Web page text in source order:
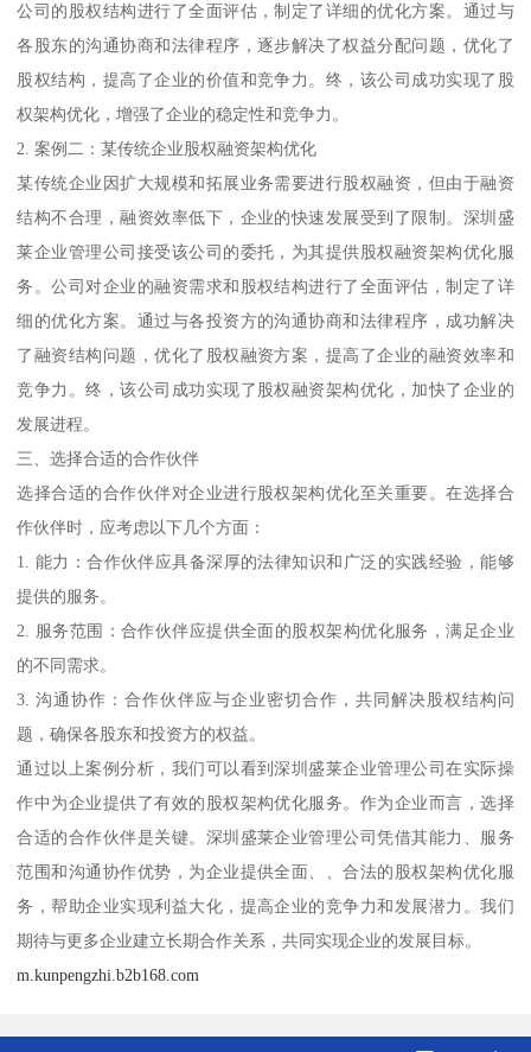
公司的股权结构进行了全面评估，制定了详细的优化方案。通过与
各股东的沟通协商和法律程序，逐步解决了权益分配问题，优化了
股权结构，提高了企业的价值和竞争力。终，该公司成功实现了股
权架构优化，增强了企业的稳定性和竞争力。
2. 案例二：某传统企业股权融资架构优化
某传统企业因扩大规模和拓展业务需要进行股权融资，但由于融资
结构不合理，融资效率低下，企业的快速发展受到了限制。深圳盛
莱企业管理公司接受该公司的委托，为其提供股权融资架构优化服
务。公司对企业的融资需求和股权结构进行了全面评估，制定了详
细的优化方案。通过与各投资方的沟通协商和法律程序，成功解决
了融资结构问题，优化了股权融资方案，提高了企业的融资效率和
竞争力。终，该公司成功实现了股权融资架构优化，加快了企业的
发展进程。
三、选择合适的合作伙伴
选择合适的合作伙伴对企业进行股权架构优化至关重要。在选择合
作伙伴时，应考虑以下几个方面：
1. 能力：合作伙伴应具备深厚的法律知识和广泛的实践经验，能够
提供的服务。
2. 服务范围：合作伙伴应提供全面的股权架构优化服务，满足企业
的不同需求。
3. 沟通协作：合作伙伴应与企业密切合作，共同解决股权结构问
题，确保各股东和投资方的权益。
通过以上案例分析，我们可以看到深圳盛莱企业管理公司在实际操
作中为企业提供了有效的股权架构优化服务。作为企业而言，选择
合适的合作伙伴是关键。深圳盛莱企业管理公司凭借其能力、服务
范围和沟通协作优势，为企业提供全面、、合法的股权架构优化服
务，帮助企业实现利益大化，提高企业的竞争力和发展潜力。我们
期待与更多企业建立长期合作关系，共同实现企业的发展目标。
m.kunpengzhi.b2b168.com